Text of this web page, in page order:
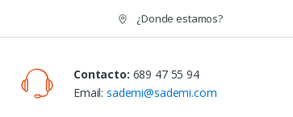
¿Donde estamos?
Contacto: 689 47 55 94
Email:sademi@sademi.com